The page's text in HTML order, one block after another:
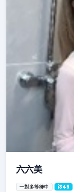
六六美
一對多等待中 i349